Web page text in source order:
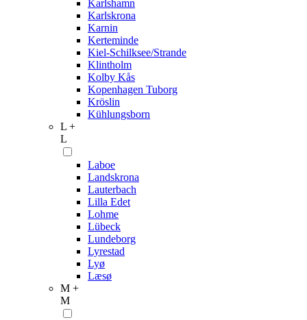
Karlshamn
Karlskrona
Karnin
Kerteminde
Kiel-Schilksee/Strande
Klintholm
Kolby Kås
Kopenhagen Tuborg
Kröslin
Kühlungsborn
L +
L
Laboe
Landskrona
Lauterbach
Lilla Edet
Lohme
Lübeck
Lundeborg
Lyrestad
Lyø
Læsø
M +
M